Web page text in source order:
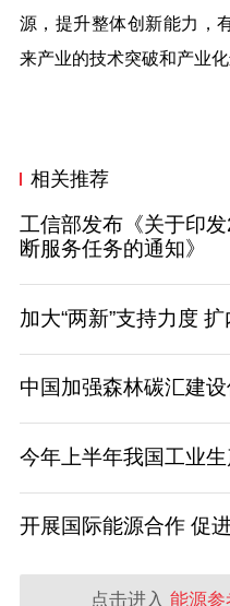
源，提升整体创新能力，
来产业的技术突破和产业化
相关推荐
工信部发布《关于印
断服务任务的通知》
加大“两新”支持力度
中国加强森林碳汇建
今年上半年我国工业
开展国际能源合作 促
点击进入 能源参